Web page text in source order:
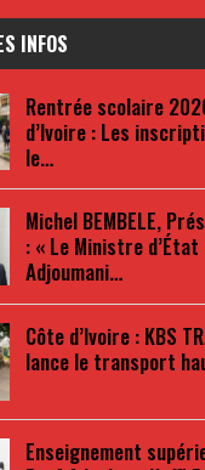
INFOS
Rentrée scolaire
d’Ivoire : Les
le…
Michel BEMBELE,
: « Le Ministre d’État
Adjoumani…
Côte d’Ivoire : KBS
lance le transport
Enseignement